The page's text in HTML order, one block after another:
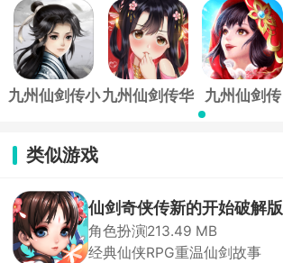
试服
0.1折版
方版
九州仙剑传小九州仙剑传华
九州仙剑传
类似游戏
仙剑奇侠传新的开始破解版
角色扮演213.49 MB
经典仙侠RPG重温仙剑故事